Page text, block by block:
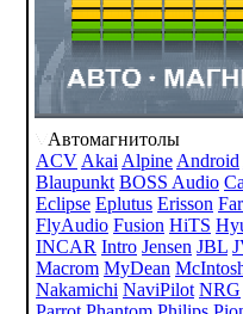
Автомагнитолы
ACV Akai Alpine Android
Blaupunkt BOSS Audio
Eclipse Eplutus Erisson
FlyAudio Fusion HiTS
INCAR Intro Jensen JBL
Macrom MyDean
Nakamichi NaviPilot NRG